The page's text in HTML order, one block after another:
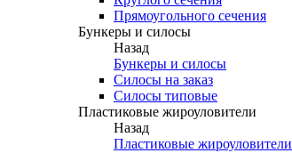
Прямоугольного сечения
Бункеры и силосы
Назад
Бункеры и силосы
Силосы на заказ
Силосы типовые
Пластиковые жироуловители
Назад
Пластиковые жироуловители